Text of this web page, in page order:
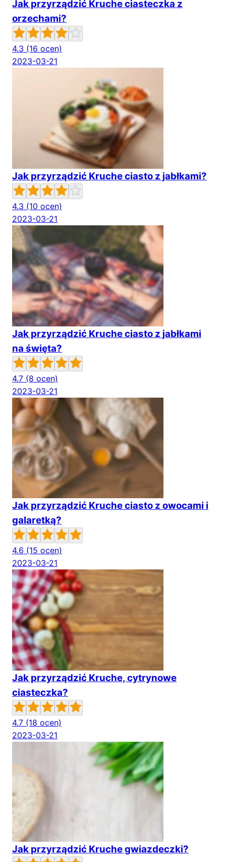
Jak przyrządzić Kruche ciasteczka z
orzechami?
4.3 (16 ocen)
2023-03-21
Jak przyrządzić Kruche ciasto z jabłkami?
4.3 (10 ocen)
2023-03-21
Jak przyrządzić Kruche ciasto z jabłkami
na święta?
4.7 (8 ocen)
2023-03-21
Jak przyrządzić Kruche ciasto z owocami i
galaretką?
4.6 (15 ocen)
2023-03-21
Jak przyrządzić Kruche, cytrynowe
ciasteczka?
4.7 (18 ocen)
2023-03-21
Jak przyrządzić Kruche gwiazdeczki?